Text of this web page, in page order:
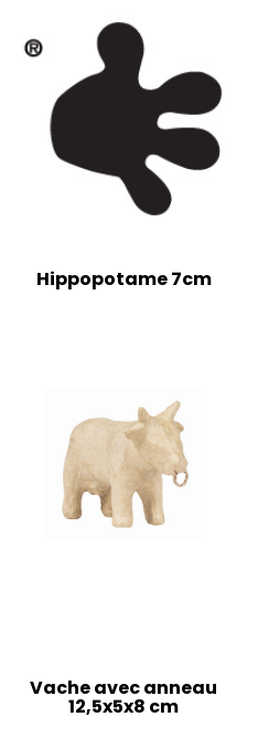
Hippopotame 7cm
Vache avec anneau
12,5x5x8 cm